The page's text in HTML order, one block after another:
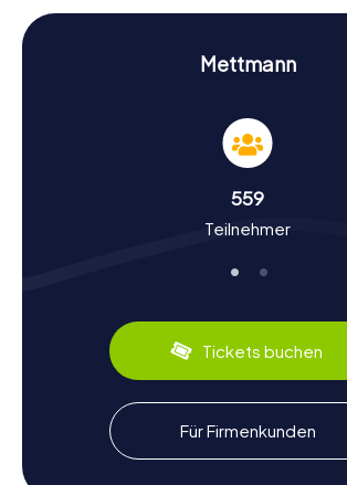
das euch in die Vergangenheit der Stadt
Während ihr diese und andere Orte
knifflige Rätsel lösen, die euch näher an
Schnitzeljagd in Mettmann bringen.
Geschichte und Kultur bei der
Mettmann entdecken
nicht nur Spaß und Abenteuer, sondern
Einsicht in die Geschichte und Kultur der
zurückblickt? Die Stadt wurde erstmals im
Geschichte erlebt. Besonders bekannt ist
durch das Neandertal, wo 1856 die
Neanderthalers gefunden wurden.
Schnitzeljagd erfahrt ihr interessante
und viele andere historische Ereignisse.
hat Mettmann einiges zu bieten: Probiert
Spezialitäten, die ihr unterwegs
lasst euch von der Vielfalt der Stadt
Mettmann
559
Teilnehmer
Tickets buchen
Für Firmenkunden